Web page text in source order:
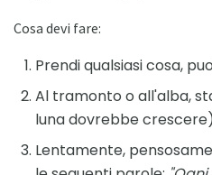
Cosa devi fare:
Prendi qualsiasi cosa,
Al tramonto o all'alba,
luna dovrebbe
Lentamente,